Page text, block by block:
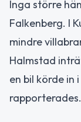
Inga större
Falkenberg. I
mindre
Halmstad
en bil körde in
rapporterades.